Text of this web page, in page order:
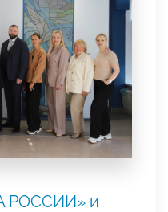
РОССИИ» и